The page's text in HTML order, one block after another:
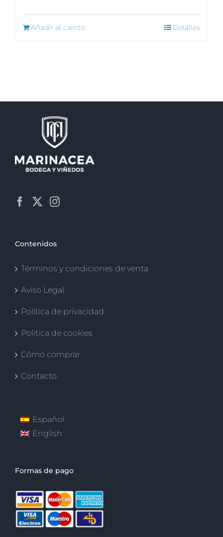
Añadir al carrito Detalles
Contenidos
Términos y condiciones de venta
Aviso Legal
Política de privacidad
Política de cookies
Cómo comprar
Contacto
Español
English
Formas de pago